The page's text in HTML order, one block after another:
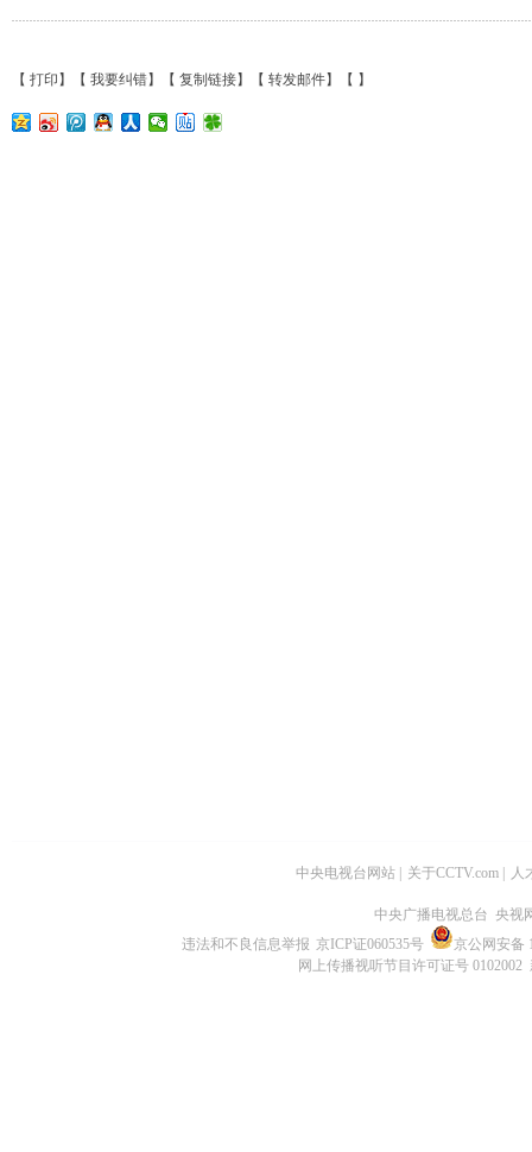
【 打印 】【 我要纠错】【 复制链接】【 转发邮件】【 】
中央电视台网站 | 关于CCTV.com | 人
中央广播电视总台 央视
违法和不良信息举报 京ICP证060535号
京公网安备
网上传播视听节目许可证号 0102002